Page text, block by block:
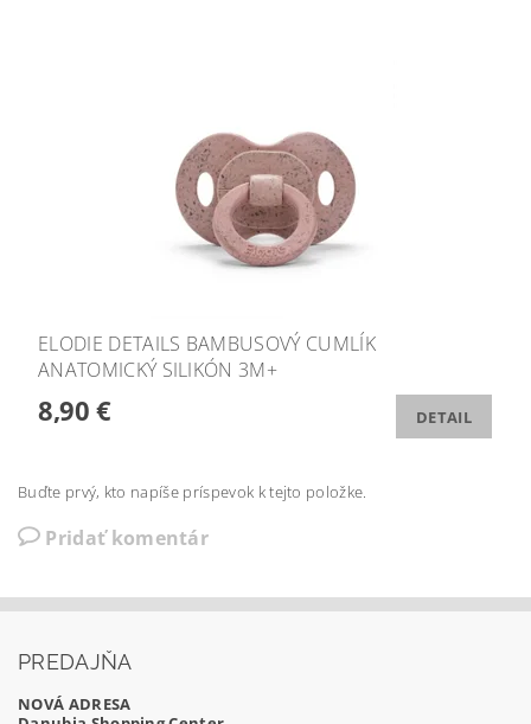
ELODIE DETAILS BAMBUSOVÝ CUMLÍK
ANATOMICKÝ SILIKÓN 3M+
8,90 € DETAIL
Buďte prvý, kto napíše príspevok k tejto položke.
Pridať komentár
PREDAJŇA
NOVÁ ADRESA